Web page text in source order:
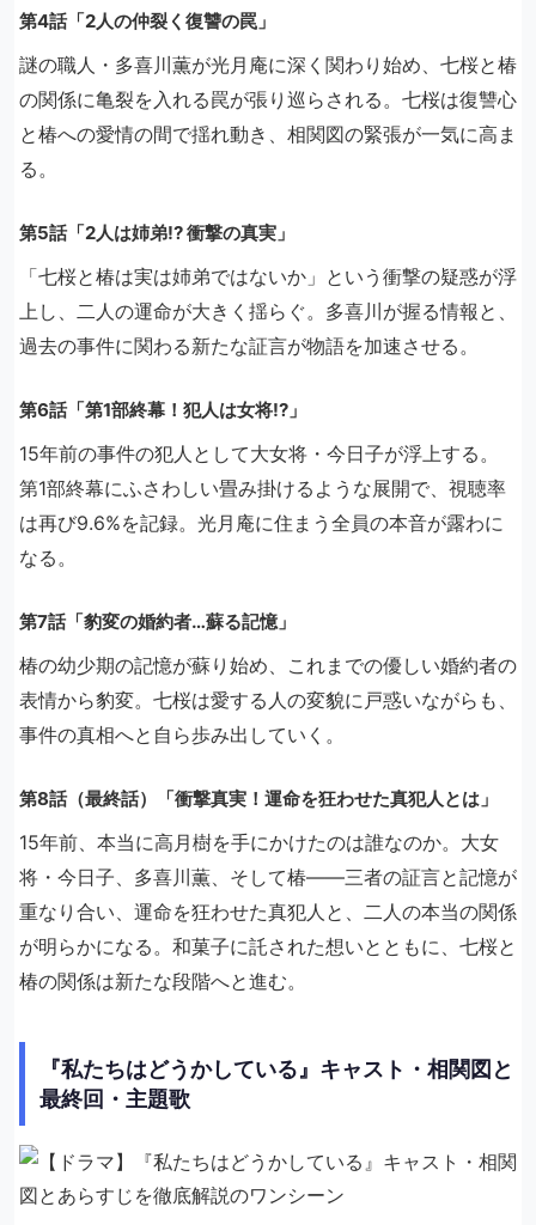
第4話「2人の仲裂く復讐の罠」
謎の職人・多喜川薫が光月庵に深く関わり始め、七桜と椿
の関係に亀裂を入れる罠が張り巡らされる。七桜は復讐心
と椿への愛情の間で揺れ動き、相関図の緊張が一気に高ま
る。
第5話「2人は姉弟!? 衝撃の真実」
「七桜と椿は実は姉弟ではないか」という衝撃の疑惑が浮
上し、二人の運命が大きく揺らぐ。多喜川が握る情報と、
過去の事件に関わる新たな証言が物語を加速させる。
第6話「第1部終幕！犯人は女将!?」
15年前の事件の犯人として大女将・今日子が浮上する。
第1部終幕にふさわしい畳み掛けるような展開で、視聴率
は再び9.6%を記録。光月庵に住まう全員の本音が露わに
なる。
第7話「豹変の婚約者…蘇る記憶」
椿の幼少期の記憶が蘇り始め、これまでの優しい婚約者の
表情から豹変。七桜は愛する人の変貌に戸惑いながらも、
事件の真相へと自ら歩み出していく。
第8話（最終話）「衝撃真実！運命を狂わせた真犯人とは」
15年前、本当に高月樹を手にかけたのは誰なのか。大女
将・今日子、多喜川薫、そして椿——三者の証言と記憶が
重なり合い、運命を狂わせた真犯人と、二人の本当の関係
が明らかになる。和菓子に託された想いとともに、七桜と
椿の関係は新たな段階へと進む。
『私たちはどうかしている』キャスト・相関図と
最終回・主題歌